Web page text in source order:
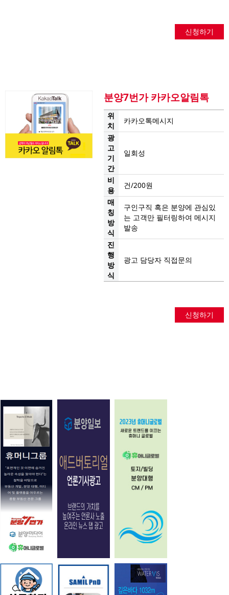
신청하기
분양7번가 카카오알림톡
위
치
카카오톡메시지
광
고
기
간
일회성
비
용
건/200원
매
칭
방
식
구인구직 혹은 분양에 관심있
는 고객만 필터링하여 메시지
발송
진
행
방
식
광고 담당자 직접문의
신청하기